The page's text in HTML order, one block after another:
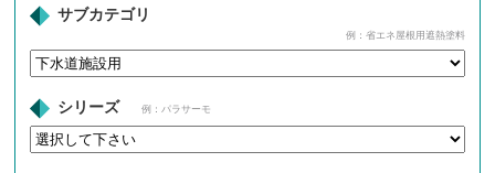
サブカテゴリ
例：省エネ屋根用遮熱塗料
シリーズ 例：パラサーモ